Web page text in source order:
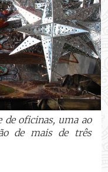
de oficinas, uma ao
de mais de três